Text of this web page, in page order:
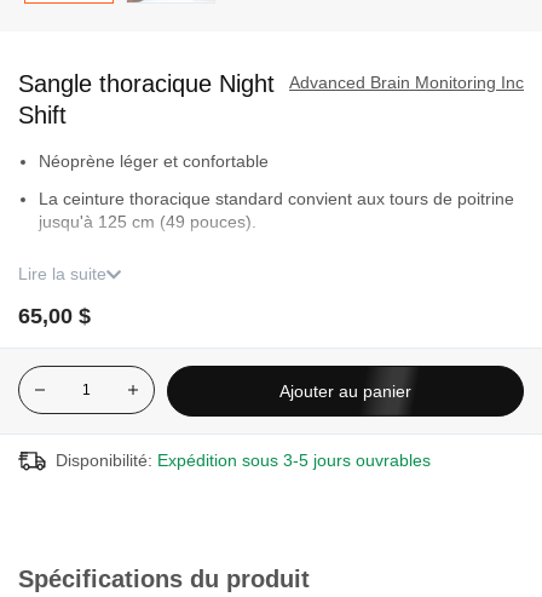
début
de
Galerie
d’images
Advanced Brain Monitoring Inc
Sangle thoracique Night
Shift
Néoprène léger et confortable
La ceinture thoracique standard convient aux tours de poitrine
jusqu'à 125 cm (49 pouces).
plus de 125 cm (49 pouces et plus).
Garantie limitée de 6 mois
REMARQUE: Un ordinateur Windows ou Mac avec accès à
Internet et un port USB sont nécessaires pour configurer votre
Night Shift pour une utilisation avec la ceinture thoracique. Il est
Lire la suite
65,00 $
Ajouter au panier
Disponibilité: Expédition sous 3-5 jours ouvrables
Spécifications du produit